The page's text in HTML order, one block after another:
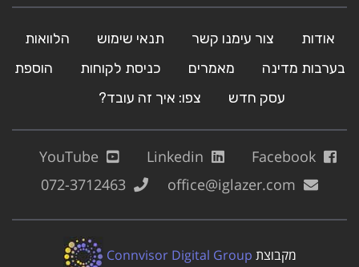
אודות צור עימנו קשר תנאי שימוש
הלוואות
בערבות מדינה
מאמרים כניסת לקוחות
הוספת
עסק חדש
צפו: איך זה עובד?
Facebook
מקבוצת Connvisor Digital Group